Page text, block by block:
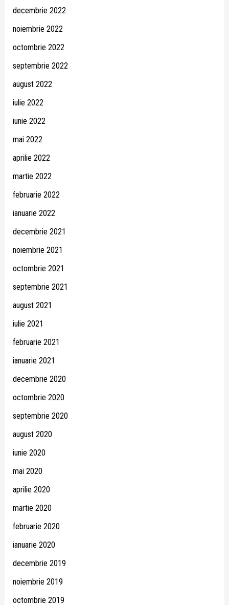
decembrie 2022
noiembrie 2022
octombrie 2022
septembrie 2022
august 2022
iulie 2022
iunie 2022
mai 2022
aprilie 2022
martie 2022
februarie 2022
ianuarie 2022
decembrie 2021
noiembrie 2021
octombrie 2021
septembrie 2021
august 2021
iulie 2021
februarie 2021
ianuarie 2021
decembrie 2020
octombrie 2020
septembrie 2020
august 2020
iunie 2020
mai 2020
aprilie 2020
martie 2020
februarie 2020
ianuarie 2020
decembrie 2019
noiembrie 2019
octombrie 2019